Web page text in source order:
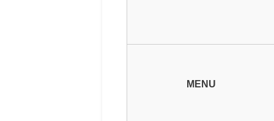
MENU